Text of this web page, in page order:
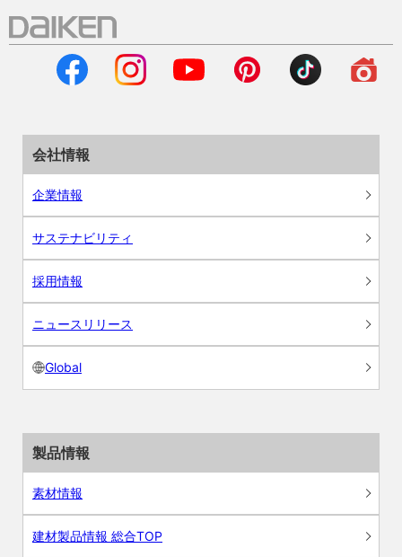
会社情報
企業情報
サステナビリティ
採用情報
ニュースリリース
Global
製品情報
素材情報
建材製品情報 総合TOP